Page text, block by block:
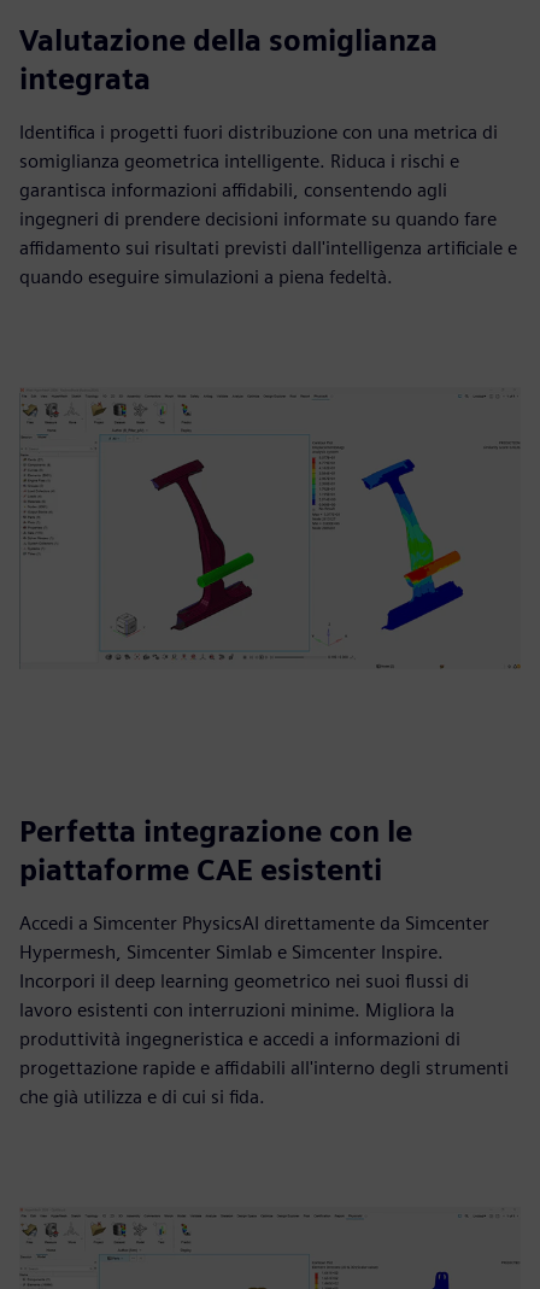
Valutazione della somiglianza
integrata
Identifica i progetti fuori distribuzione con una metrica di
somiglianza geometrica intelligente. Riduca i rischi e
garantisca informazioni affidabili, consentendo agli
ingegneri di prendere decisioni informate su quando fare
affidamento sui risultati previsti dall'intelligenza artificiale e
quando eseguire simulazioni a piena fedeltà.
Perfetta integrazione con le
piattaforme CAE esistenti
Accedi a Simcenter PhysicsAI direttamente da Simcenter
Hypermesh, Simcenter Simlab e Simcenter Inspire.
Incorpori il deep learning geometrico nei suoi flussi di
lavoro esistenti con interruzioni minime. Migliora la
produttività ingegneristica e accedi a informazioni di
progettazione rapide e affidabili all'interno degli strumenti
che già utilizza e di cui si fida.